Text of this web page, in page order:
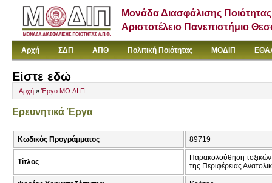
Μονάδα Διασφάλισης Ποιότητας
Αριστοτέλειο Πανεπιστήμιο
Αρχή ΣΔΠ ΑΠΘ Πολιτική Ποιότητας ΜΟΔΙΠ
Είστε εδώ
Αρχή » Έργο ΜΟ.ΔΙ.Π.
Ερευνητικά Έργα
Κωδικός Προγράμματος 89719
Τίτλος
Παρακολούθηση τοξικών
της Περιφέρειας